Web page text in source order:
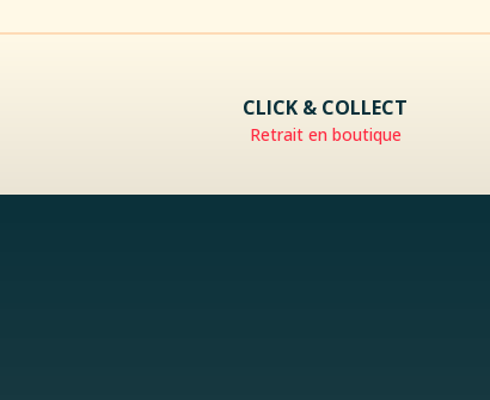
CLICK & COLLECT
Retrait en boutique